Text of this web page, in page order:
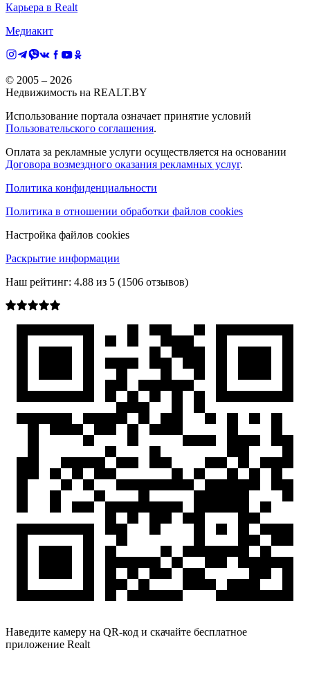
Карьера в Realt
Медиакит
© 2005 – 2026
Недвижимость на REALT.BY
Использование портала означает принятие условий
Пользовательского соглашения.
Оплата за рекламные услуги осуществляется на основании
Договора возмездного оказания рекламных услуг.
Политика конфиденциальности
Политика в отношении обработки файлов cookies
Настройка файлов cookies
Раскрытие информации
Наш рейтинг: 4.88 из 5 (1506 отзывов)
Наведите камеру на QR-код и скачайте бесплатное
приложение Realt